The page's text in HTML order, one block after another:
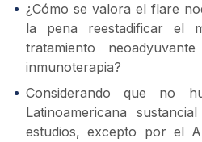
¿Cómo se valora el flare
la pena reestadificar el
tratamiento
inmunoterapia?
Considerando que no
Latinoamericana
estudios, excepto por el